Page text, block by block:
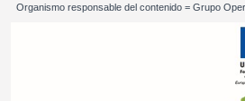
Organismo responsable del contenido = Grupo